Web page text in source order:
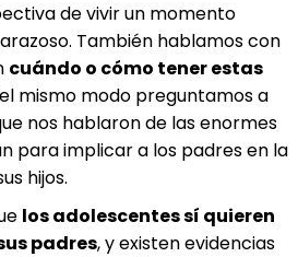
de vivir un momento
También hablamos con
cuándo o cómo tener estas
mismo modo preguntamos a
nos hablaron de las enormes
para implicar a los padres en la
hijos.
los adolescentes sí quieren
padres, y existen evidencias